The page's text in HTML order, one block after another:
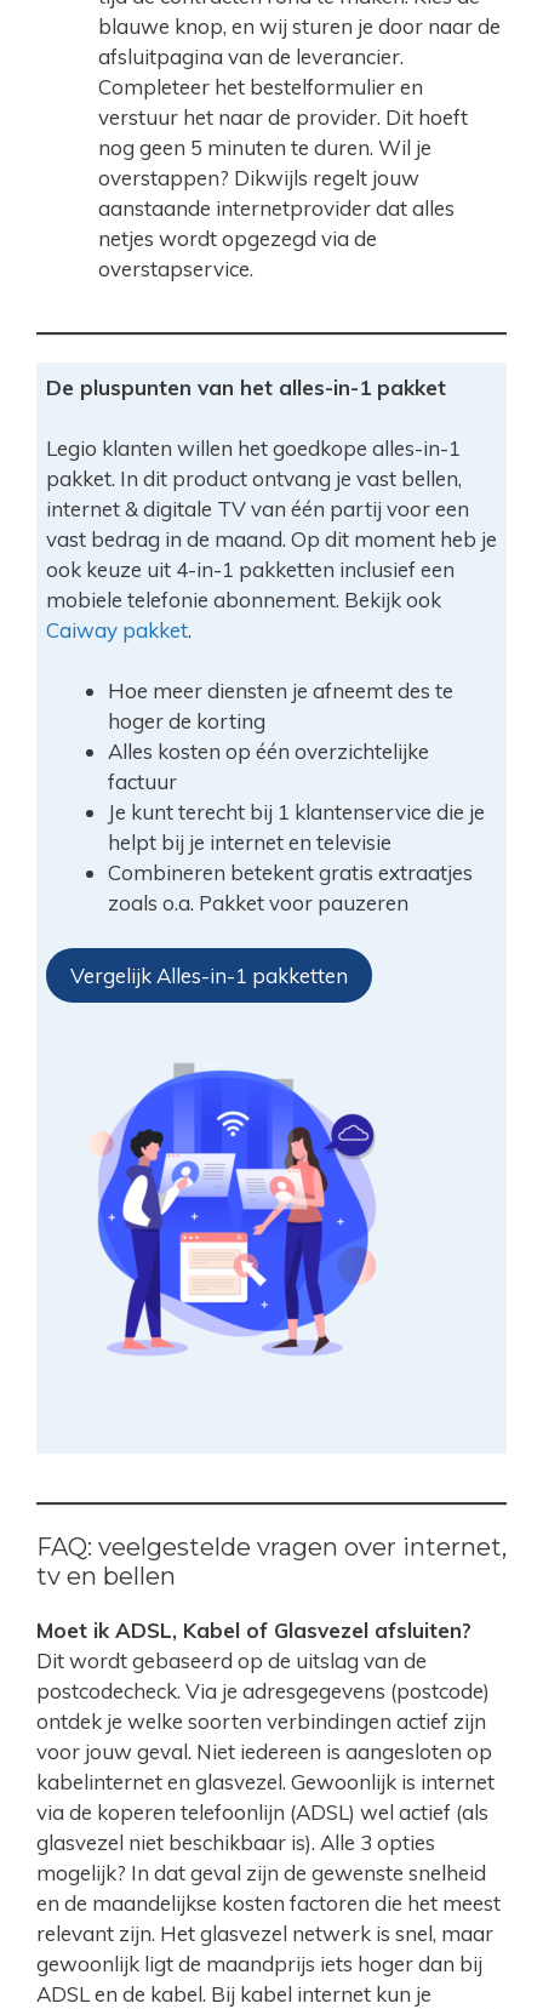
blauwe knop, en wij sturen je door naar de
afsluitpagina van de leverancier.
Completeer het bestelformulier en
verstuur het naar de provider. Dit hoeft
nog geen 5 minuten te duren. Wil je
overstappen? Dikwijls regelt jouw
aanstaande internetprovider dat alles
netjes wordt opgezegd via de
overstapservice.
De pluspunten van het alles-in-1 pakket
Legio klanten willen het goedkope alles-in-1
pakket. In dit product ontvang je vast bellen,
internet & digitale TV van één partij voor een
vast bedrag in de maand. Op dit moment heb je
ook keuze uit 4-in-1 pakketten inclusief een
mobiele telefonie abonnement. Bekijk ook
Caiway pakket.
Hoe meer diensten je afneemt des te
hoger de korting
Alles kosten op één overzichtelijke
factuur
Je kunt terecht bij 1 klantenservice die je
helpt bij je internet en televisie
Combineren betekent gratis extraatjes
zoals o.a. Pakket voor pauzeren
Vergelijk Alles-in-1 pakketten
FAQ: veelgestelde vragen over internet,
tv en bellen
Moet ik ADSL, Kabel of Glasvezel afsluiten?
Dit wordt gebaseerd op de uitslag van de
postcodecheck. Via je adresgegevens (postcode)
ontdek je welke soorten verbindingen actief zijn
voor jouw geval. Niet iedereen is aangesloten op
kabelinternet en glasvezel. Gewoonlijk is internet
via de koperen telefoonlijn (ADSL) wel actief (als
glasvezel niet beschikbaar is). Alle 3 opties
mogelijk? In dat geval zijn de gewenste snelheid
en de maandelijkse kosten factoren die het meest
relevant zijn. Het glasvezel netwerk is snel, maar
gewoonlijk ligt de maandprijs iets hoger dan bij
ADSL en de kabel. Bij kabel internet kun je